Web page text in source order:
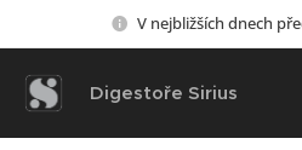
V nejbližších dnech
Digestoře Sirius